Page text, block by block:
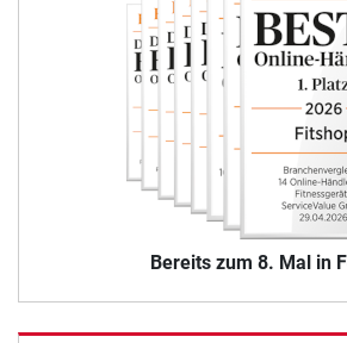
Bereits zum 8. Mal in